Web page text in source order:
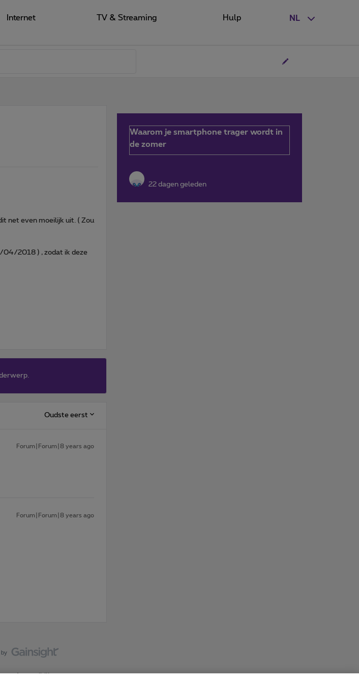
NL
Internet TV & Streaming Hulp
net even moeilijk uit. ( Zou
04/2018 ) , zodat ik deze
Oudste eerst
Forum|Forum|8 years ago
Forum|Forum|8 years ago
Waarom je smartphone trager wordt in
de zomer
22 dagen geleden
Accessibility statement